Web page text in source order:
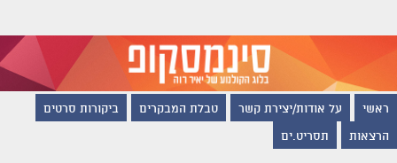
ראשי על אודות/יצירת קשר טבלת המבקרים ביקורות סרטים
הרצאות תסריט.ים